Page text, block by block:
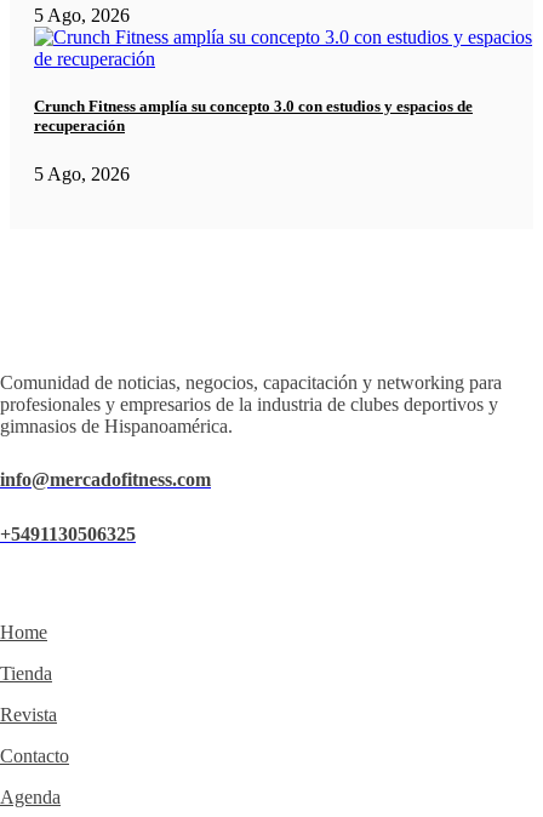
5 Ago, 2026
Crunch Fitness amplía su concepto 3.0 con estudios y espacios de
recuperación
5 Ago, 2026
Comunidad de noticias, negocios, capacitación y networking para
profesionales y empresarios de la industria de clubes deportivos y
gimnasios de Hispanoamérica.
info@mercadofitness.com
+5491130506325
Home
Tienda
Revista
Contacto
Agenda